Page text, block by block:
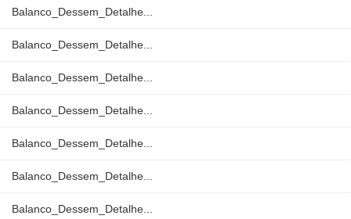
Balanco_Dessem_Detalhe...
Balanco_Dessem_Detalhe...
Balanco_Dessem_Detalhe...
Balanco_Dessem_Detalhe...
Balanco_Dessem_Detalhe...
Balanco_Dessem_Detalhe...
Balanco_Dessem_Detalhe...